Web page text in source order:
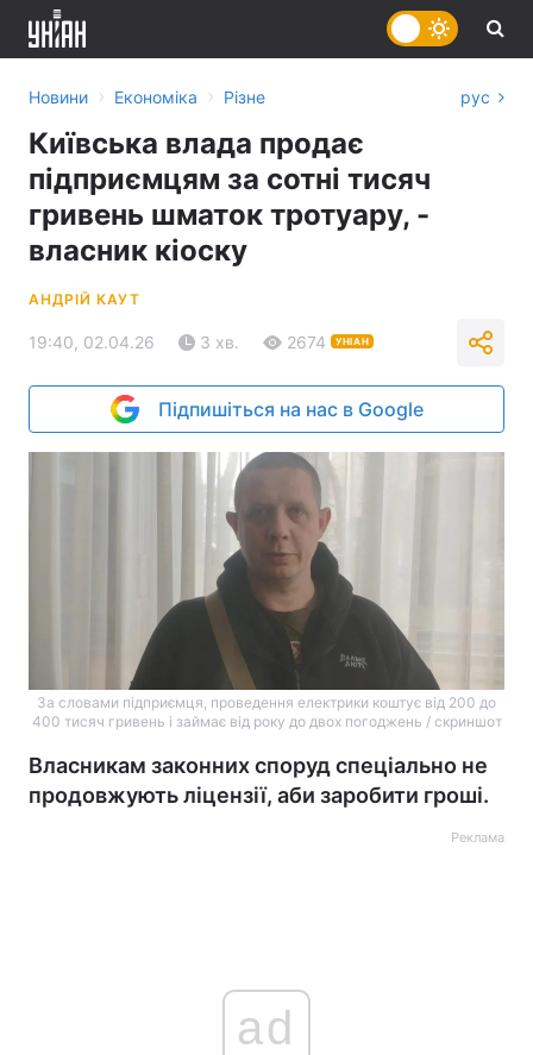
Новини › Економіка › Різне рус
Київська влада продає
підприємцям за сотні тисяч
гривень шматок тротуару, -
власник кіоску
АНДРІЙ КАУТ
19:40, 02.04.26 3 хв. 2674 УНІАН
Підпишіться на нас в Google
За словами підприємця, проведення електрики коштує від 200 до
400 тисяч гривень і займає від року до двох погоджень / скриншот
Власникам законних споруд спеціально не
продовжують ліцензії, аби заробити гроші.
Реклама
ad